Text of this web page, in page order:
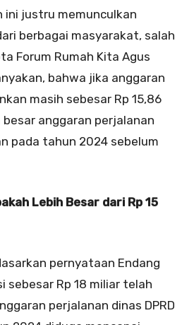
ini justru memunculkan
berbagai masyarakat, salah
Forum Rumah Kita Agus
bahwa jika anggaran
masih sebesar Rp 15,86
besar anggaran perjalanan
pada tahun 2024 sebelum
Lebih Besar dari Rp 15
pernyataan Endang
sebesar Rp 18 miliar telah
perjalanan dinas DPRD